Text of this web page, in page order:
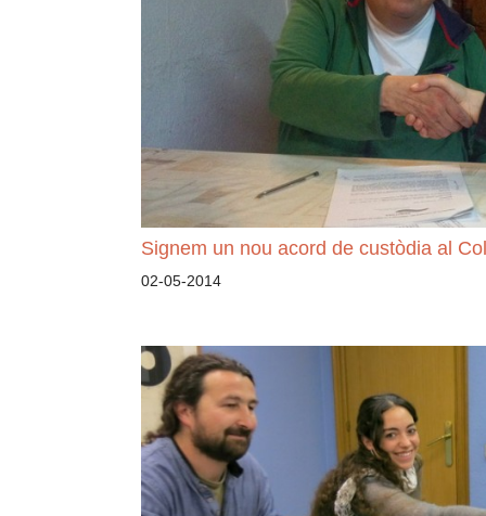
Signem un nou acord de custòdia al
02-05-2014